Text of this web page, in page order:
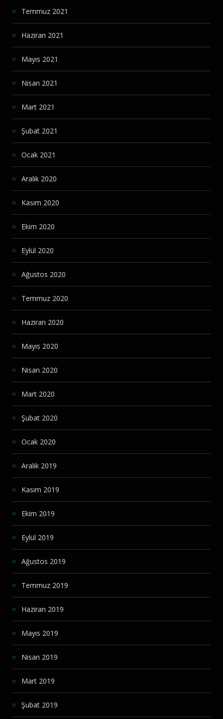
Temmuz 2021
Haziran 2021
Mayıs 2021
Nisan 2021
Mart 2021
Şubat 2021
Ocak 2021
Aralık 2020
Kasım 2020
Ekim 2020
Eylül 2020
Ağustos 2020
Temmuz 2020
Haziran 2020
Mayıs 2020
Nisan 2020
Mart 2020
Şubat 2020
Ocak 2020
Aralık 2019
Kasım 2019
Ekim 2019
Eylül 2019
Ağustos 2019
Temmuz 2019
Haziran 2019
Mayıs 2019
Nisan 2019
Mart 2019
Şubat 2019